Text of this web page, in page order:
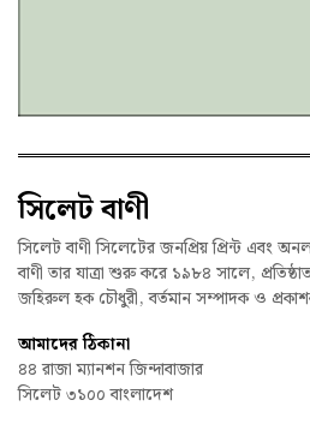
সিলেট বাণী
সিলেট বাণী সিলেটের জনপ্রিয় প্রিন্ট এবং
বাণী তার যাত্রা শুরু করে ১৯৮৪ সালে,
জহিরুল হক চৌধুরী, বর্তমান সম্পাদক ও
আমাদের ঠিকানা
৪৪ রাজা ম্যানশন জিন্দাবাজার
সিলেট ৩১০০ বাংলাদেশ